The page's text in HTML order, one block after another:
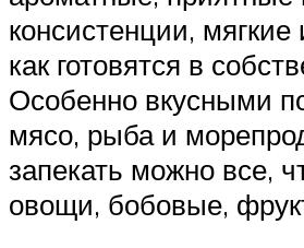
консистенции, мягкие
как готовятся в
Особенно вкусными
мясо, рыба и
запекать можно все,
овощи, бобовые,